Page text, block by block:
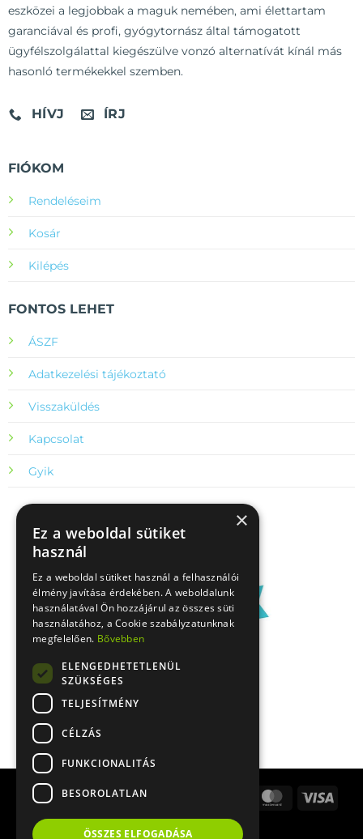
eszközei a legjobbak a maguk nemében, ami élettartam
garanciával és profi, gyógytornász által támogatott
ügyfélszolgálattal kiegészülve vonzó alternatívát kínál más
hasonló termékekkel szemben.
HÍVJ ÍRJ
FIÓKOM
Rendeléseim
Kosár
Kilépés
FONTOS LEHET
ÁSZF
Adatkezelési tájékoztató
Visszaküldés
Kapcsolat
Gyik
Stripe
Apple
Cash
Delivery
MasterCard
Visa
PayPal
×
Ez a weboldal sütiket
használ
Ez a weboldal sütiket használ a felhasználói
élmény javítása érdekében. A weboldalunk
használatával Ön hozzájárul az összes süti
használatához, a Cookie szabályzatunknak
megfelelően. Bővebben
ELENGEDHETETLENÜL
SZÜKSÉGES
TELJESÍTMÉNY
CÉLZÁS
FUNKCIONALITÁS
BESOROLATLAN
ÖSSZES ELFOGADÁSA